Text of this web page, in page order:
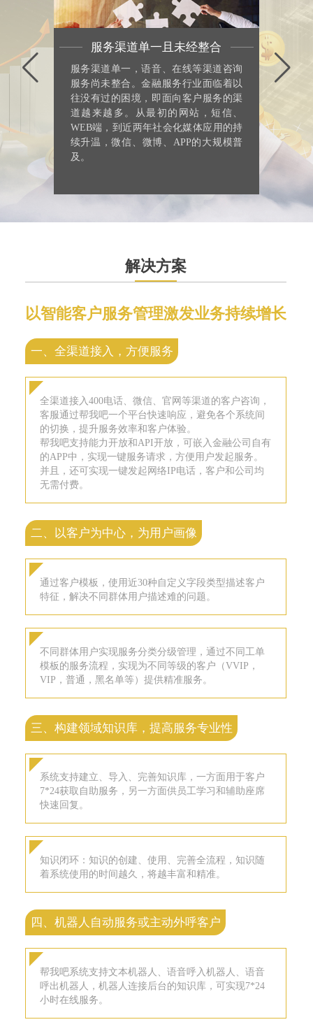
服务渠道单一且未经整合
服务渠道单一，语音、在线等渠道咨询
服务尚未整合。金融服务行业面临着以
往没有过的困境，即面向客户服务的渠
道越来越多。从最初的网站，短信、
WEB端，到近两年社会化媒体应用的持
续升温，微信、微博、APP的大规模普
及。
解决方案
以智能客户服务管理激发业务持续增长
一、全渠道接入，方便服务
全渠道接入400电话、微信、官网等渠道的客户咨询，
客服通过帮我吧一个平台快速响应，避免各个系统间
的切换，提升服务效率和客户体验。
帮我吧支持能力开放和API开放，可嵌入金融公司自有
的APP中，实现一键服务请求，方便用户发起服务。
并且，还可实现一键发起网络IP电话，客户和公司均
无需付费。
二、以客户为中心，为用户画像
通过客户模板，使用近30种自定义字段类型描述客户
特征，解决不同群体用户描述难的问题。
不同群体用户实现服务分类分级管理，通过不同工单
模板的服务流程，实现为不同等级的客户（VVIP，
VIP，普通，黑名单等）提供精准服务。
三、构建领域知识库，提高服务专业性
系统支持建立、导入、完善知识库，一方面用于客户
7*24获取自助服务，另一方面供员工学习和辅助座席
快速回复。
知识闭环：知识的创建、使用、完善全流程，知识随
着系统使用的时间越久，将越丰富和精准。
四、机器人自动服务或主动外呼客户
帮我吧系统支持文本机器人、语音呼入机器人、语音
呼出机器人，机器人连接后台的知识库，可实现7*24
小时在线服务。